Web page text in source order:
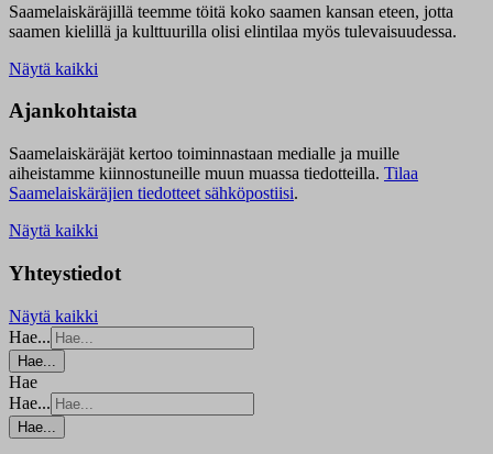
Saamelaiskäräjillä teemme töitä koko saamen kansan eteen, jotta
saamen kielillä ja kulttuurilla olisi elintilaa myös tulevaisuudessa.
Näytä kaikki
Ajankohtaista
Saamelaiskäräjät kertoo toiminnastaan medialle ja muille
aiheistamme kiinnostuneille muun muassa tiedotteilla. Tilaa
Saamelaiskäräjien tiedotteet sähköpostiisi.
Näytä kaikki
Yhteystiedot
Näytä kaikki
Hae...
Hae...
Hae
Hae...
Hae...